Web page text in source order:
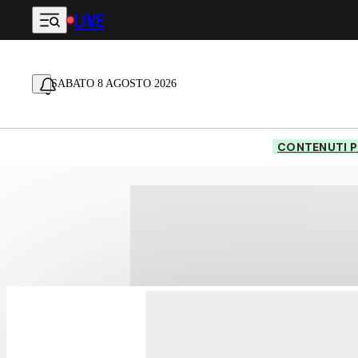
Vai al contenuto principale
LIVE
SABATO 8 AGOSTO 2026
CONTENUTI